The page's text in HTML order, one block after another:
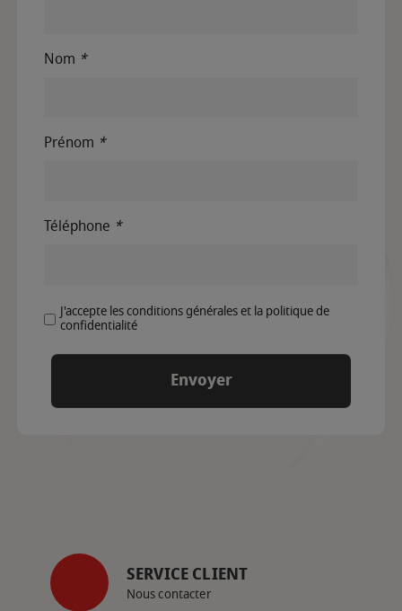
Nom *
Prénom *
Téléphone *
J'accepte les conditions générales et la politique de
confidentialité
SERVICE CLIENT
Nous contacter